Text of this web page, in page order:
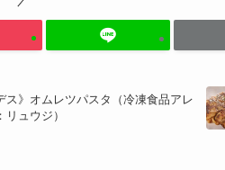
ス》オムレツパスタ（冷凍食品アレ
リュウジ）